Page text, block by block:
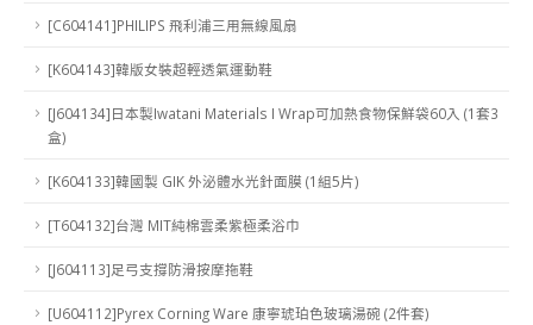
[C604141]PHILIPS 飛利浦三用無線風扇
[K604143]韓版女裝超輕透氣運動鞋
[J604134]日本製Iwatani Materials I Wrap可加熱食物保鮮袋60入 (1套3
盒)
[K604133]韓國製 GIK 外泌體水光針面膜 (1組5片)
[T604132]台灣 MIT純棉雲柔紫極柔浴巾
[J604113]足弓支撐防滑按摩拖鞋
[U604112]Pyrex Corning Ware 康寧琥珀色玻璃湯碗 (2件套)